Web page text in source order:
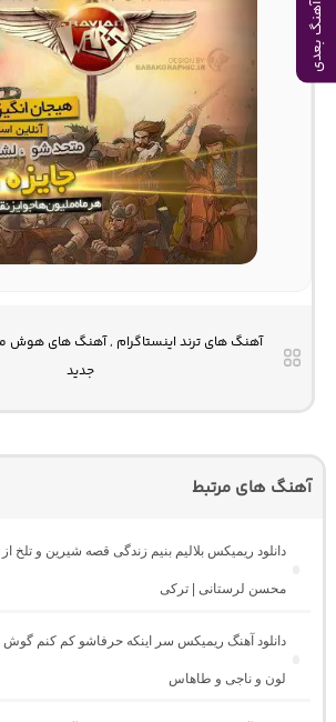
آهنگ بعدی
آهنگ های ترند اینستاگرام , آهنگ های
جدید
آهنگ های مرتبط
دانلود ریمیکس بلالیم بنیم زندگی قصه شیرین و تلخ
محسن لرستانی | ترکی
دانلود آهنگ ریمیکس سر اینکه حرفاشو کم کنم
لون و ناجی و طاهاس